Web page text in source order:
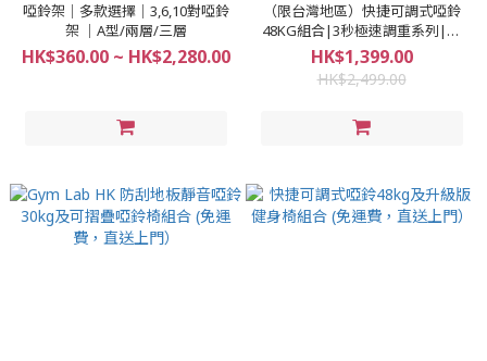
啞鈴架｜多款選擇｜3,6,10對啞鈴
架 ｜A型/兩層/三層
HK$360.00 ~ HK$2,280.00
（限台灣地區）快捷可調式啞鈴
48KG組合|3秒極速調重系列|專
業家用啞鈴
HK$1,399.00
HK$2,499.00